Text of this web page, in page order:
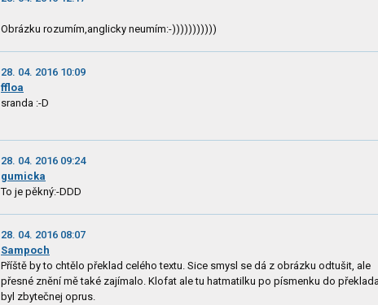
Obrázku rozumím,anglicky neumím:-)))))))))))
28. 04. 2016 10:09
ffloa
sranda :-D
28. 04. 2016 09:24
gumicka
To je pěkný:-DDD
28. 04. 2016 08:07
Sampoch
Příště by to chtělo překlad celého textu. Sice smysl se dá z obrázku odtušit, ale
přesné znění mě také zajímalo. Klofat ale tu hatmatilku po písmenku do
byl zbytečnej oprus.